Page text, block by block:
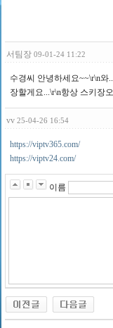
서팀장 09-01-24 11:22
수경씨 안녕하세요~~\r\n와
장할게요...\r\n항상 스키장
vv 25-04-26 16:54
https://viptv365.com/
https://viptv24.com/
이름